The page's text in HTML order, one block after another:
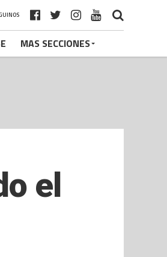
MAS SECCIONES
el